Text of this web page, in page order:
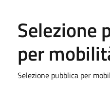
Selezione
per
Selezione pubblica per